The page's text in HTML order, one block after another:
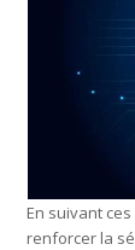
En suivant
renforcer la